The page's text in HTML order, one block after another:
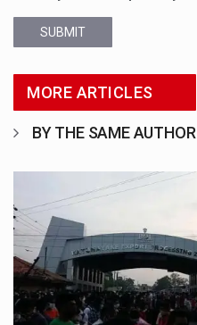
SUBMIT
MORE ARTICLES
BY THE SAME AUTHOR